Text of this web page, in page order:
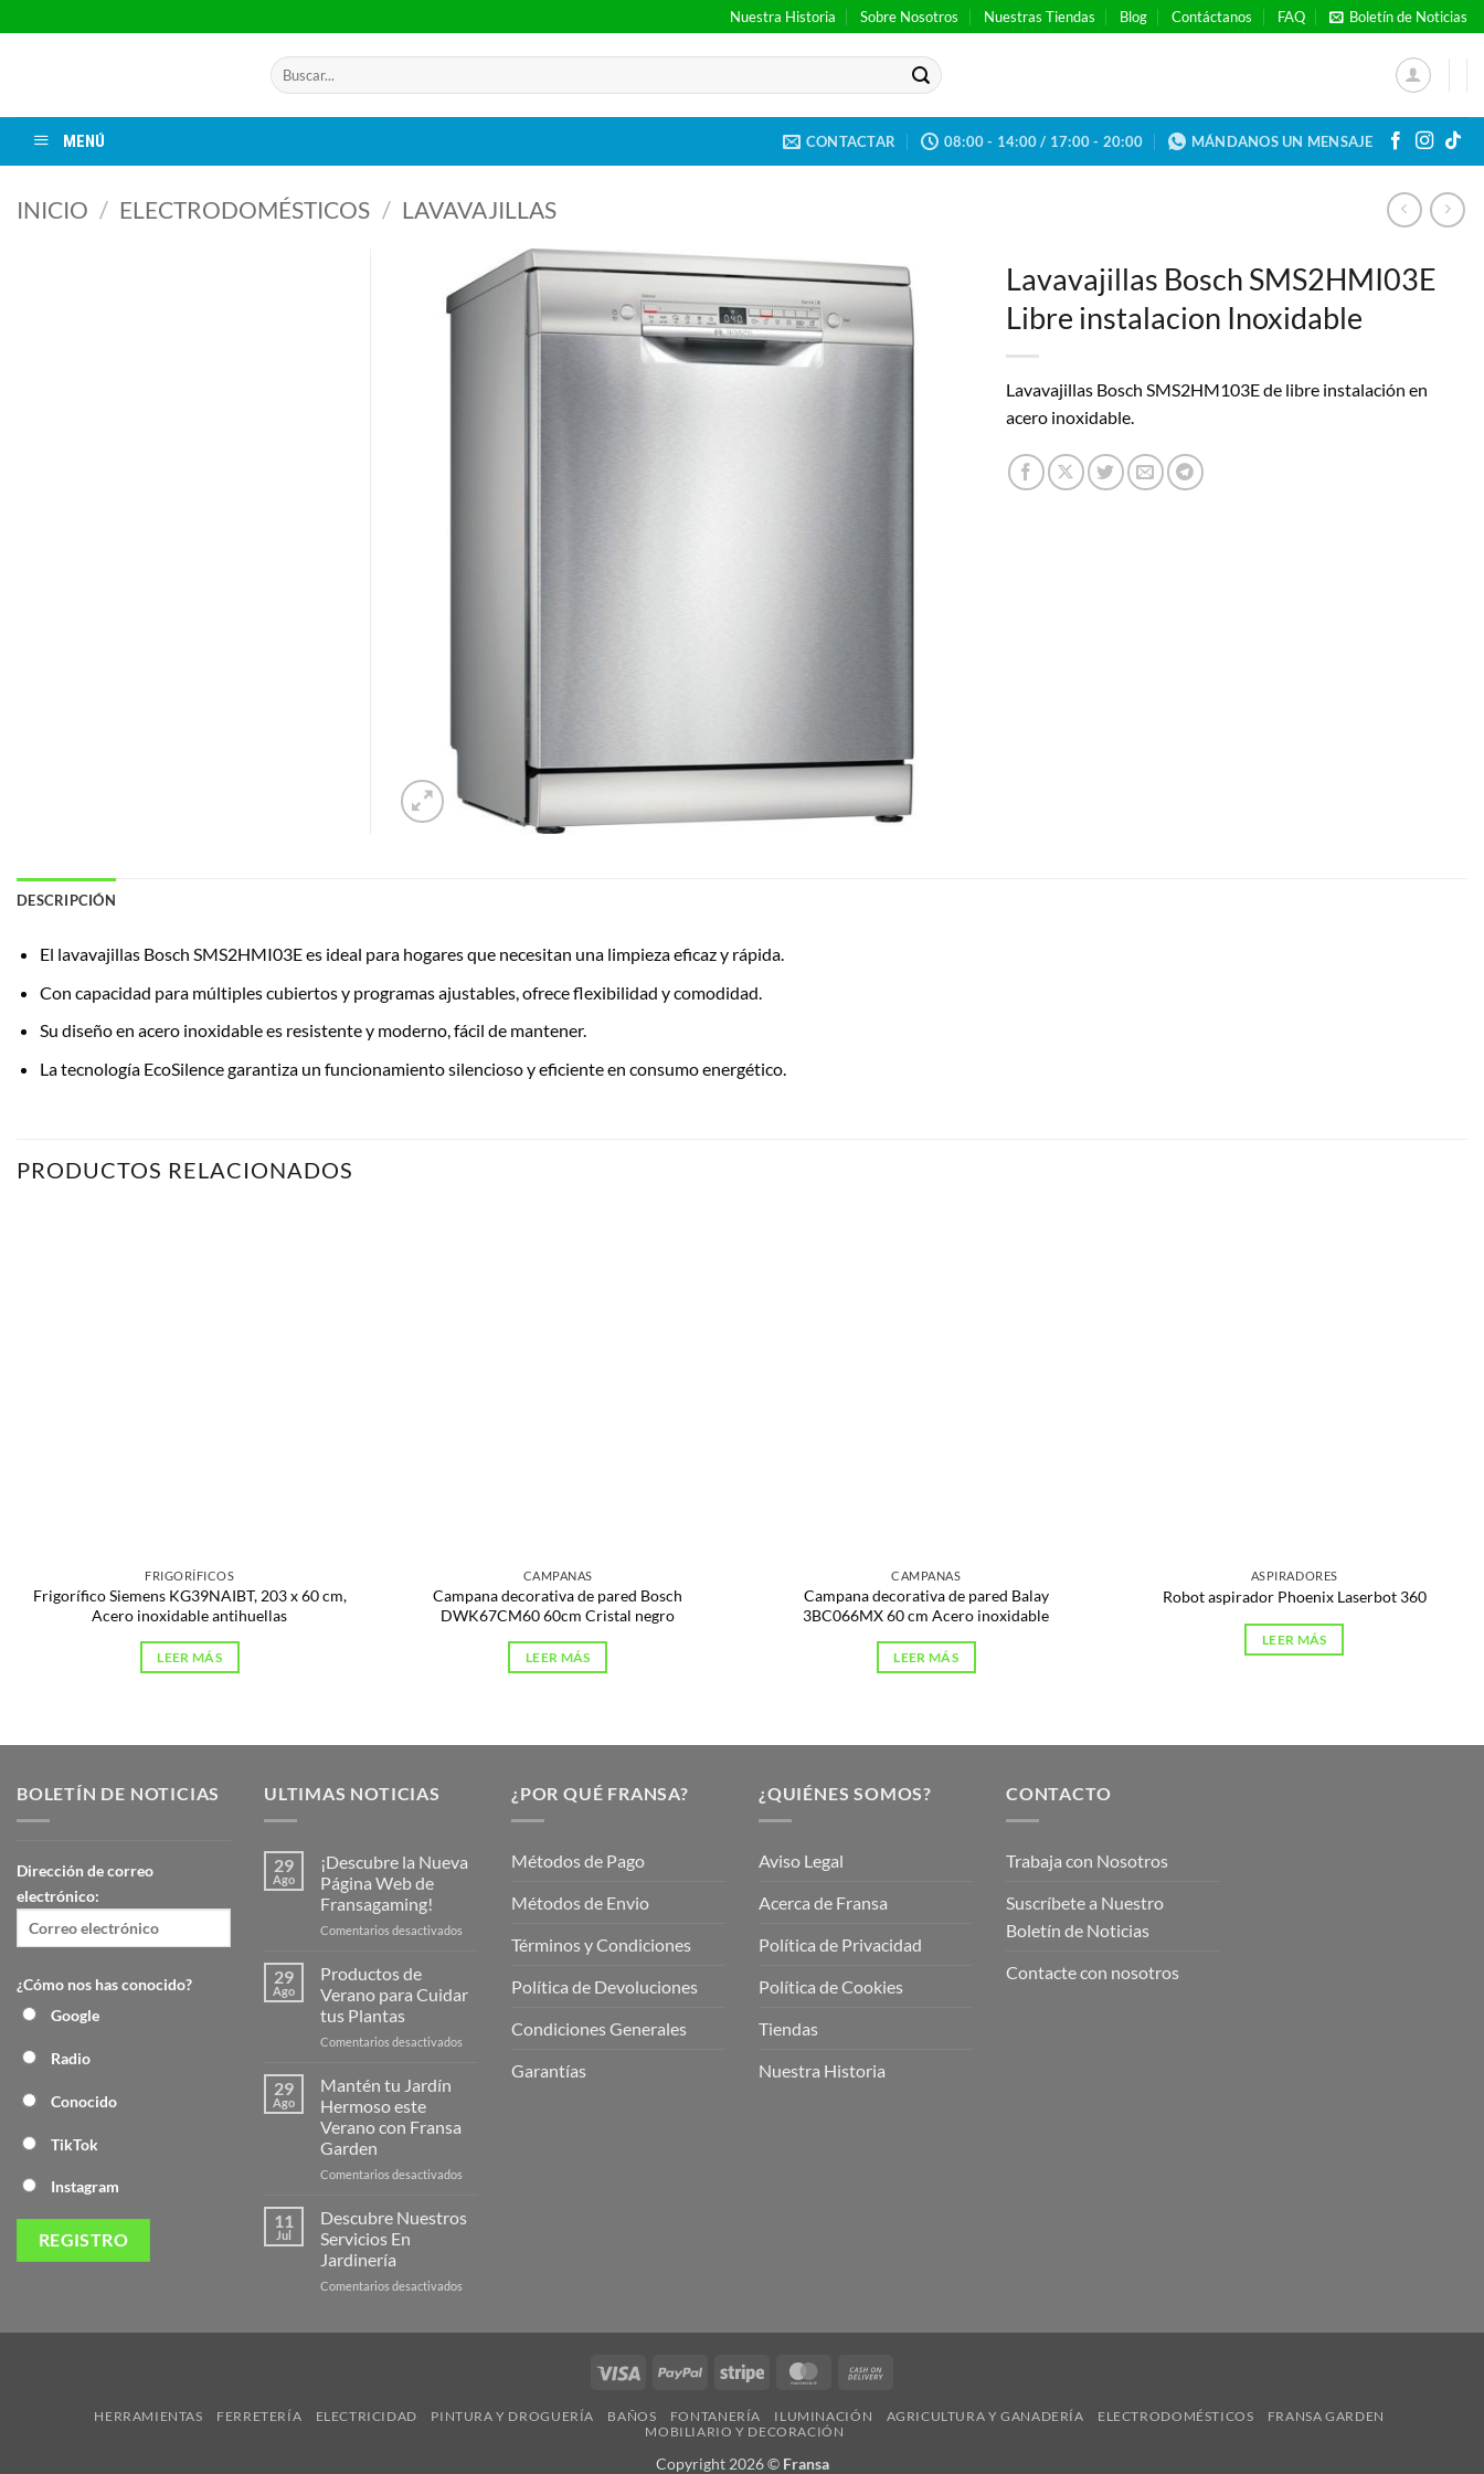
al
Nuestra Historia Sobre Nosotros Nuestras Tiendas Blog Contáctanos FAQ Boletín de Noticias
Buscar
por:
MENÚ CONTACTAR 08:00 - 14:00 / 17:00 - 20:00 MÁNDANOS UN MENSAJE
INICIO / ELECTRODOMÉSTICOS / LAVAVAJILLAS
Lavavajillas Bosch SMS2HMI03E
Libre instalacion Inoxidable
Lavavajillas Bosch SMS2HM103E de libre instalación en
acero inoxidable.
DESCRIPCIÓN
El lavavajillas Bosch SMS2HMI03E es ideal para hogares que necesitan una limpieza eficaz y rápida.
Con capacidad para múltiples cubiertos y programas ajustables, ofrece flexibilidad y comodidad.
Su diseño en acero inoxidable es resistente y moderno, fácil de mantener.
La tecnología EcoSilence garantiza un funcionamiento silencioso y eficiente en consumo energético.
PRODUCTOS RELACIONADOS
FRIGORÍFICOS
Frigorífico Siemens KG39NAIBT, 203 x 60 cm,
Acero inoxidable antihuellas
LEER MÁS
CAMPANAS
Campana decorativa de pared Bosch
DWK67CM60 60cm Cristal negro
LEER MÁS
CAMPANAS
Campana decorativa de pared Balay
3BC066MX 60 cm Acero inoxidable
LEER MÁS
ASPIRADORES
Robot aspirador Phoenix Laserbot 360
LEER MÁS
BOLETÍN DE NOTICIAS
Dirección de correo
electrónico:
¿Cómo nos has conocido?
Google
Radio
Conocido
TikTok
Instagram
ULTIMAS NOTICIAS
29
Ago
¡Descubre la Nueva
Página Web de
Fransagaming!
Comentarios desactivados
Página
29
Ago
Productos de
Verano para Cuidar
tus Plantas
Comentarios desactivados
29
Ago
Mantén tu Jardín
Hermoso este
Verano con Fransa
Garden
Comentarios desactivados
Jardín
11
Jul
Descubre Nuestros
Servicios En
Jardinería
Comentarios desactivados
¿POR QUÉ FRANSA?
Métodos de Pago
Métodos de Envio
Términos y Condiciones
Política de Devoluciones
Condiciones Generales
Garantías
¿QUIÉNES SOMOS?
Aviso Legal
Acerca de Fransa
Política de Privacidad
Política de Cookies
Tiendas
Nuestra Historia
CONTACTO
Trabaja con Nosotros
Suscríbete a Nuestro
Boletín de Noticias
Contacte con nosotros
Visa PayPal Stripe MasterCard
Delivery
HERRAMIENTAS FERRETERÍA ELECTRICIDAD PINTURA Y DROGUERÍA BAÑOS FONTANERÍA ILUMINACIÓN AGRICULTURA Y GANADERÍA ELECTRODOMÉSTICOS
FRANSA GARDEN
MOBILIARIO Y DECORACIÓN
Copyright 2026 © Fransa